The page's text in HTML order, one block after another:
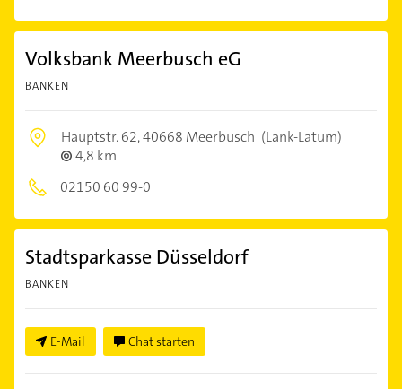
Volksbank Meerbusch eG
BANKEN
Hauptstr. 62,40668 Meerbusch (Lank-Latum)
4,8 km
02150 60 99-0
Stadtsparkasse Düsseldorf
BANKEN
E-Mail Chat starten